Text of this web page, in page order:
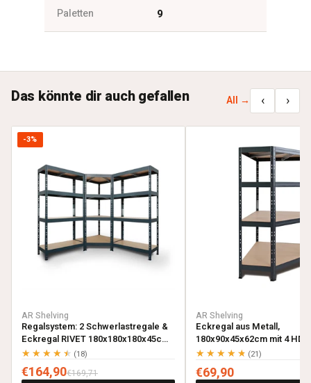
Paletten 9
Das könnte dir auch gefallen All → ‹ ›
-3%
AR Shelving
Regalsystem: 2 Schwerlastregale &
Eckregal RIVET 180x180x180x45cm
mit 4 HDF-Böden, anthrazitgrau
★★★★★ (18)
€164,90€169,71
AR Shelving
Eckregal aus Metall,
180x90x45x62cm mit 4
anthrazitgrau
★★★★★ (21)
€69,90